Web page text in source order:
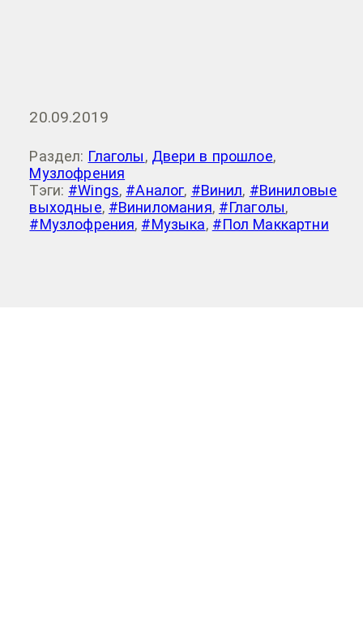
20.09.2019
Раздел: Глаголы, Двери в прошлое,
Музлофрения
Тэги: #Wings, #Аналог, #Винил, #Виниловые
выходные, #Виниломания, #Глаголы,
#Музлофрения, #Музыка, #Пол Маккартни